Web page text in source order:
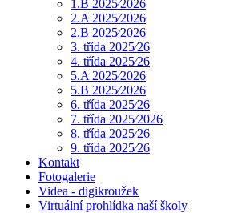
1.B 2025⁄2026
2.A 2025⁄2026
2.B 2025⁄2026
3. třída 2025⁄26
4. třída 2025⁄26
5.A 2025⁄2026
5.B 2025⁄2026
6. třída 2025⁄26
7. třída 2025⁄2026
8. třída 2025⁄26
9. třída 2025⁄26
Kontakt
Fotogalerie
Videa - digikroužek
Virtuální prohlídka naší školy